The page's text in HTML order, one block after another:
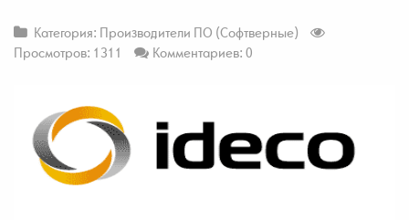
Категория: Производители ПО (Софтверные)
Просмотров: 1311
Комментариев: 0